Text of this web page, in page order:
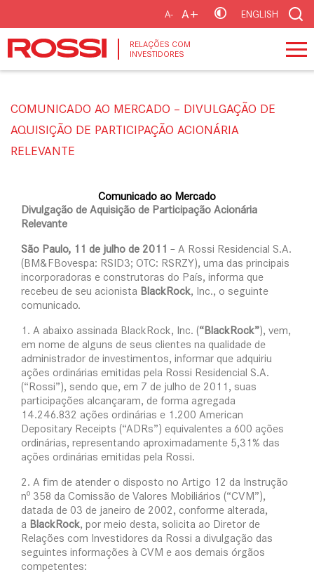
A- A+ ENGLISH
RELAÇÕES COM
INVESTIDORES
COMUNICADO AO MERCADO – DIVULGAÇÃO DE
AQUISIÇÃO DE PARTICIPAÇÃO ACIONÁRIA
RELEVANTE
Comunicado ao Mercado
Divulgação de Aquisição de Participação Acionária
Relevante
São Paulo, 11 de julho de 2011 – A Rossi Residencial S.A.
(BM&FBovespa: RSID3; OTC: RSRZY), uma das principais
incorporadoras e construtoras do País, informa que
recebeu de seu acionista BlackRock, Inc., o seguinte
comunicado.
1. A abaixo assinada BlackRock, Inc. (“BlackRock”), vem,
em nome de alguns de seus clientes na qualidade de
administrador de investimentos, informar que adquiriu
ações ordinárias emitidas pela Rossi Residencial S.A.
(“Rossi”), sendo que, em 7 de julho de 2011, suas
participações alcançaram, de forma agregada
14.246.832 ações ordinárias e 1.200 American
Depositary Receipts (“ADRs”) equivalentes a 600 ações
ordinárias, representando aproximadamente 5,31% das
ações ordinárias emitidas pela Rossi.
2. A fim de atender o disposto no Artigo 12 da Instrução
nº 358 da Comissão de Valores Mobiliários (“CVM”),
datada de 03 de janeiro de 2002, conforme alterada,
a BlackRock, por meio desta, solicita ao Diretor de
Relações com Investidores da Rossi a divulgação das
seguintes informações à CVM e aos demais órgãos
competentes: